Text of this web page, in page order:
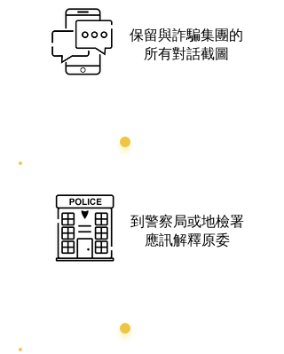
保留與詐騙集團的
所有對話截圖
到警察局或地檢署
應訊解釋原委